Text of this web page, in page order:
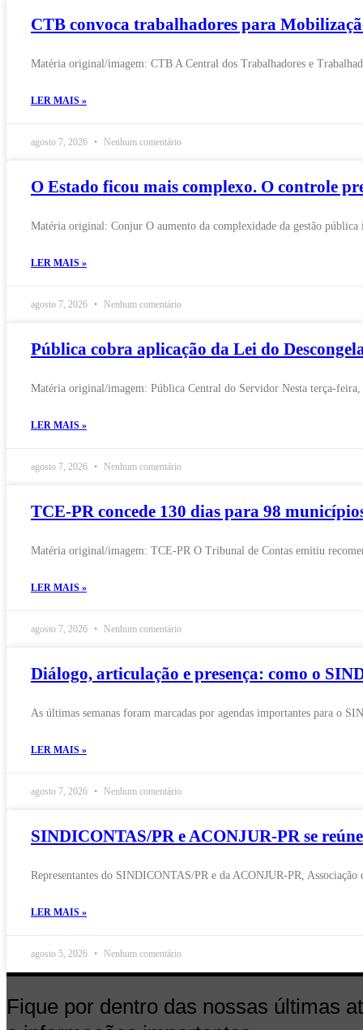
CTB convoca trabalhadores para
Matéria original/imagem: CTB A Central dos Trabalhadores e
LER MAIS »
agosto 7, 2026 Nenhum comentário
O Estado ficou mais complexo. O controle
Matéria original: Conjur O aumento da complexidade da gestão pública
LER MAIS »
agosto 7, 2026 Nenhum comentário
Pública cobra aplicação da Lei do
Matéria original/imagem: Pública Central do Servidor Nesta terça-
LER MAIS »
agosto 7, 2026 Nenhum comentário
TCE-PR concede 130 dias para 98
Matéria original/imagem: TCE-PR O Tribunal de Contas emitiu
LER MAIS »
agosto 7, 2026 Nenhum comentário
Diálogo, articulação e presença: como o
As últimas semanas foram marcadas por agendas importantes para o
LER MAIS »
agosto 7, 2026 Nenhum comentário
SINDICONTAS/PR e ACONJUR-PR se
Representantes do SINDICONTAS/PR e da ACONJUR-PR,
LER MAIS »
agosto 5, 2026 Nenhum comentário
Fique por dentro das nossas últimas